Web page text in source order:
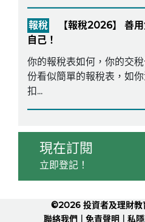
報稅
【報稅2026】 善
自己！
你的報稅表如何，你的交
份看似簡單的報稅表，如
扣...
現在訂閱
立即登記！
©2026 投資者及理財教
聯絡我們| 免責聲明 私